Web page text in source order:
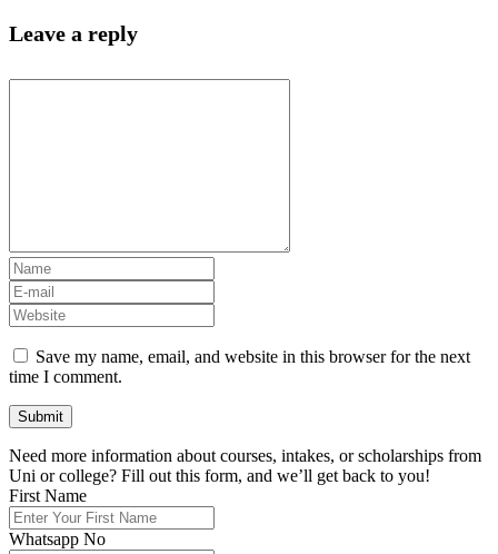
Leave a reply
Save my name, email, and website in this browser for the next
time I comment.
Need more information about courses, intakes, or scholarships from
Uni or college? Fill out this form, and we’ll get back to you!
First Name
Whatsapp No